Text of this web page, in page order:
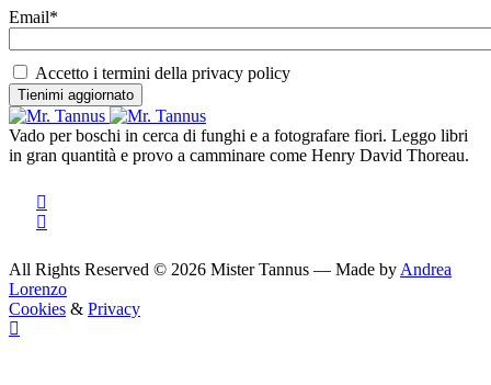
Email*
Accetto i termini della privacy policy
Vado per boschi in cerca di funghi e a fotografare fiori. Leggo libri
in gran quantità e provo a camminare come Henry David Thoreau.
All Rights Reserved © 2026 Mister Tannus — Made by Andrea
Lorenzo
Cookies & Privacy